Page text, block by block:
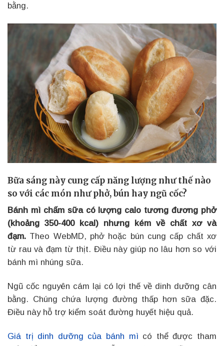
bằng.
Bữa sáng này cung cấp năng lượng như thế nào
so với các món như phở, bún hay ngũ cốc?
Bánh mì chấm sữa có lượng calo tương đương phở
(khoảng 350-400 kcal) nhưng kém về chất xơ và
đạm. Theo WebMD, phở hoặc bún cung cấp chất xơ
từ rau và đạm từ thịt. Điều này giúp no lâu hơn so với
bánh mì nhúng sữa.
Ngũ cốc nguyên cám lại có lợi thế về dinh dưỡng cân
bằng. Chúng chứa lượng đường thấp hơn sữa đặc.
Điều này hỗ trợ kiểm soát đường huyết hiệu quả.
Giá trị dinh dưỡng của bánh mì có thể được tham